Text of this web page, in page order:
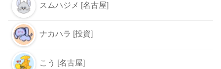
スムハジメ [名古屋]
ナカハラ [投資]
こう [名古屋]